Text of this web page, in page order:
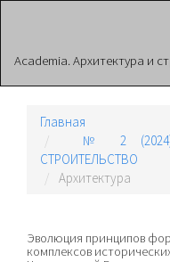
Основное
содержимое
панель
Academia. Архитектура и
Главная
№ 2 (2024):
СТРОИТЕЛЬСТВО
Архитектура
Эволюция принципов
комплексов